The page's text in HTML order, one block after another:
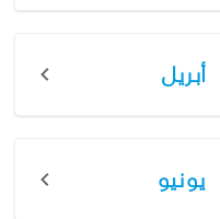
أبريل
يونيو